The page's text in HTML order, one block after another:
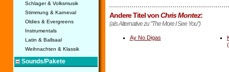
Schlager & Volksmusik
Stimmung & Karneval
Oldies & Evergreens
Instrumentals
Latin & Ballsaal
Weihnachten & Klassik
Sounds/Pakete
Andere Titel vonChris Montez:
(als Alternative zu "The More I See You")
Ay No Digas